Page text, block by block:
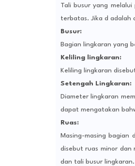
Tali busur yang
terbatas. Jika d adalah
Busur:
Bagian lingkaran yang
Keliling lingkaran:
Keliling lingkaran
Setengah Lingkaran:
Diameter lingkaran
dapat mengatakan
Ruas:
Masing-masing
disebut ruas minor dan
dan tali busur lingkaran.